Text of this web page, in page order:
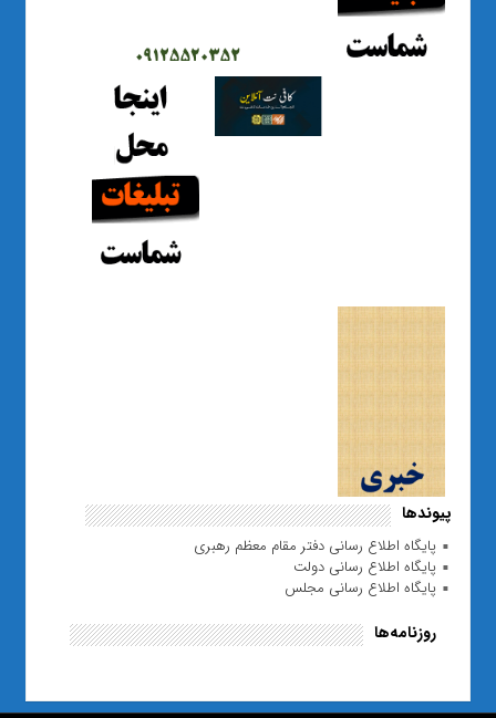
پیوندها
پایگاه اطلاع رسانی دفتر مقام معظم رهبری
پایگاه اطلاع رسانی دولت
پایگاه اطلاع رسانی مجلس
روزنامه‌ها